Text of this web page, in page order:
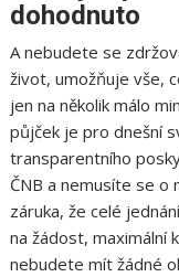
dohodnuto
A nebudete se
život, umožňuje vše,
jen na několik málo
půjček je pro dnešní
transparentního
ČNB a nemusíte se o
záruka, že celé
na žádost, maximální
nebudete mít žádné